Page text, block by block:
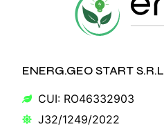
ENERG.GEO START S.R.L
CUI: RO46332903
J32/1249/2022